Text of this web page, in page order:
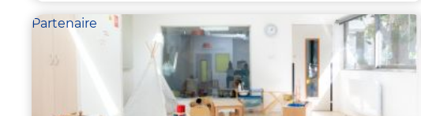
Partenaire